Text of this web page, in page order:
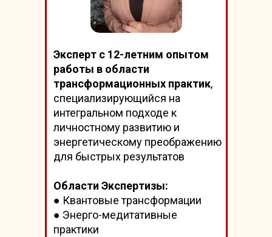
Эксперт с 12-летним опытом
работы в области
трансформационных практик,
специализирующийся на
интегральном подходе к
личностному развитию и
энергетическому преображению
для быстрых результатов
Области Экспертизы:
● Квантовые трансформации
● Энерго-медитативные
практики